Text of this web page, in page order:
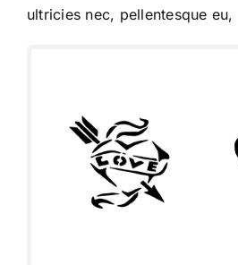
ultricies nec, pellentesque eu,